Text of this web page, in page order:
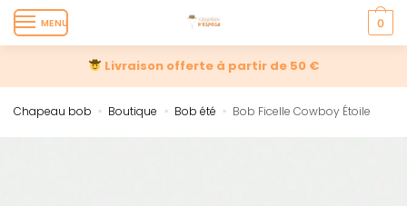
MENU 0
Livraison offerte à partir de 50 €
Chapeau bob » Boutique » Bob été » Bob Ficelle Cowboy Étoile